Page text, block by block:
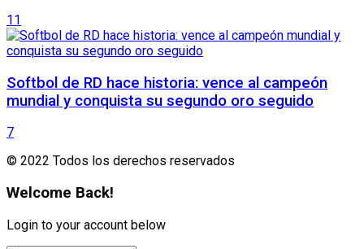
11
Softbol de RD hace historia: vence al campeón
mundial y conquista su segundo oro seguido
7
© 2022 Todos los derechos reservados
Welcome Back!
Login to your account below